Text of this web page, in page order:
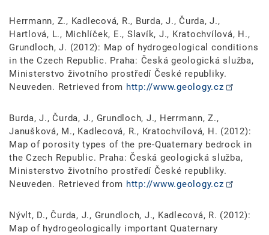
Herrmann, Z., Kadlecová, R., Burda, J., Čurda, J.,
Hartlová, L., Michlíček, E., Slavík, J., Kratochvílová, H.,
Grundloch, J. (2012): Map of hydrogeological conditions
in the Czech Republic. Praha: Česká geologická služba,
Ministerstvo životního prostředí České republiky.
Neuveden. Retrieved from http://www.geology.cz
Burda, J., Čurda, J., Grundloch, J., Herrmann, Z.,
Janušková, M., Kadlecová, R., Kratochvílová, H. (2012):
Map of porosity types of the pre-Quaternary bedrock in
the Czech Republic. Praha: Česká geologická služba,
Ministerstvo životního prostředí České republiky.
Neuveden. Retrieved from http://www.geology.cz
Nývlt, D., Čurda, J., Grundloch, J., Kadlecová, R. (2012):
Map of hydrogeologically important Quaternary